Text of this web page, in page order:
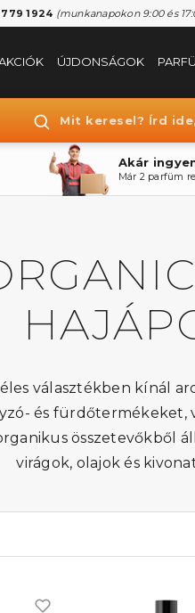
1924 (munkanapokon 9:00 és
ÚJDONSÁGOK
Mit keresel? Írd
Akár
Már 2 parfüm
választékben kínál
és
összetevőkből
virágok, olajok és